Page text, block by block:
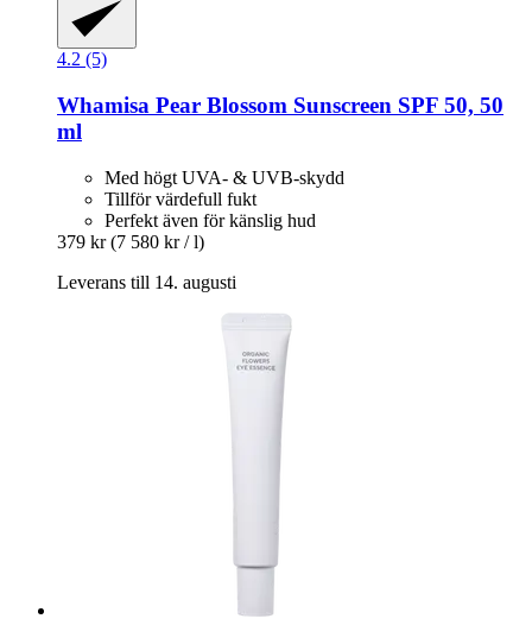
4.2 (5)
Whamisa Pear Blossom Sunscreen SPF 50, 50
ml
Med högt UVA- & UVB-skydd
Tillför värdefull fukt
Perfekt även för känslig hud
379 kr (7 580 kr / l)
Leverans till 14. augusti